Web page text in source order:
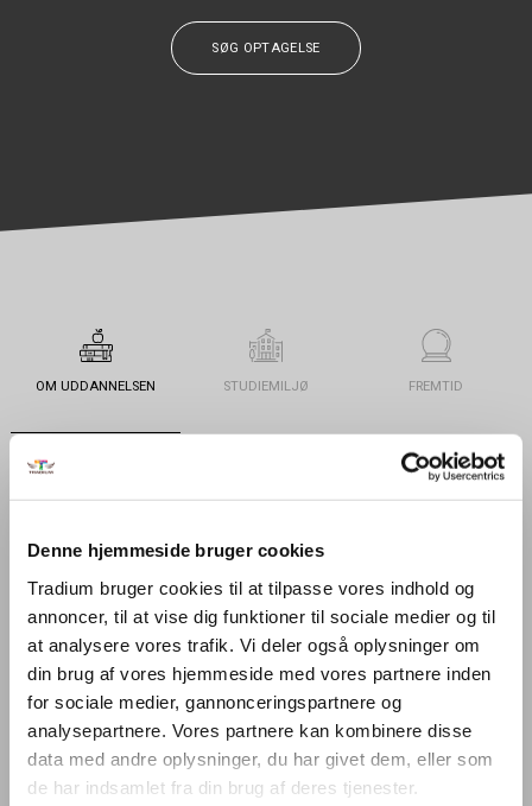
Denne hjemmeside bruger cookies
Tradium bruger cookies til at tilpasse vores indhold og
annoncer, til at vise dig funktioner til sociale medier og til
at analysere vores trafik. Vi deler også oplysninger om
din brug af vores hjemmeside med vores partnere inden
for sociale medier, gannonceringspartnere og
analysepartnere. Vores partnere kan kombinere disse
data med andre oplysninger, du har givet dem, eller som
de har indsamlet fra din brug af deres tjenester.
SØG OPTAGELSE
OM UDDANNELSEN STUDIEMILJØ FREMTID
Generelt
Uddannelsen
På handelsuddannelsen får du en grundlæggende viden om handel i
mange sammenhænge, herunder specielt handel mellem